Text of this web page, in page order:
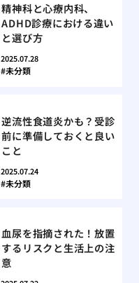
精神科と心療内科、
ADHD診療における違い
と選び方
2025.07.28
未分類
逆流性食道炎かも？受診
前に準備しておくと良い
こと
2025.07.24
未分類
血尿を指摘された！放置
するリスクと生活上の注
意